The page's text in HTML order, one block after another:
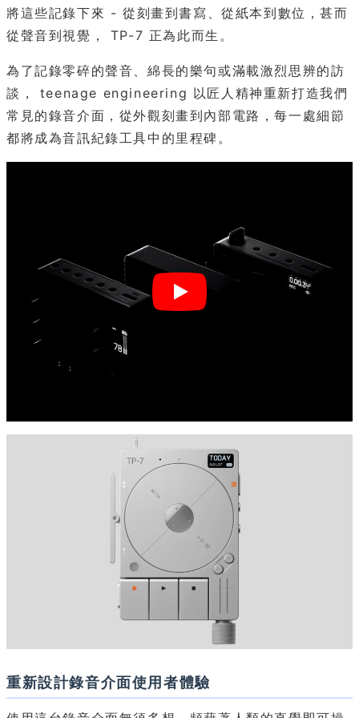
將這些記錄下來 - 從刻畫到書寫、從紙本到數位，甚而
從聲音到視覺， TP-7 正為此而生。
為了記錄零碎的聲音、綿長的樂句或滿載激烈思辨的訪
談， teenage engineering 以匠人精神重新打造我們
常見的錄音介面，從外觀刻畫到內部電路，每一處細節
都將成為音訊紀錄工具中的里程碑。
重新設計錄音介面使用者體驗